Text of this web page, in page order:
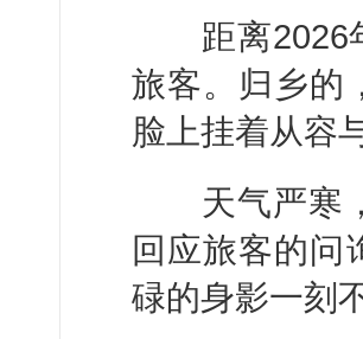
距离2026年
旅客。归乡的
脸上挂着从容
天气严寒，
回应旅客的
碌的身影一刻